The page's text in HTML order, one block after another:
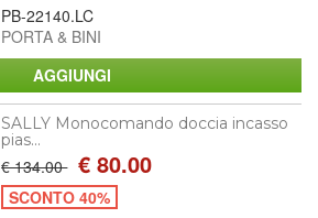
PB-22140.LC
PORTA & BINI
SALLY Monocomando doccia incasso
pias...
€ 134.00 € 80.00
SCONTO 40%